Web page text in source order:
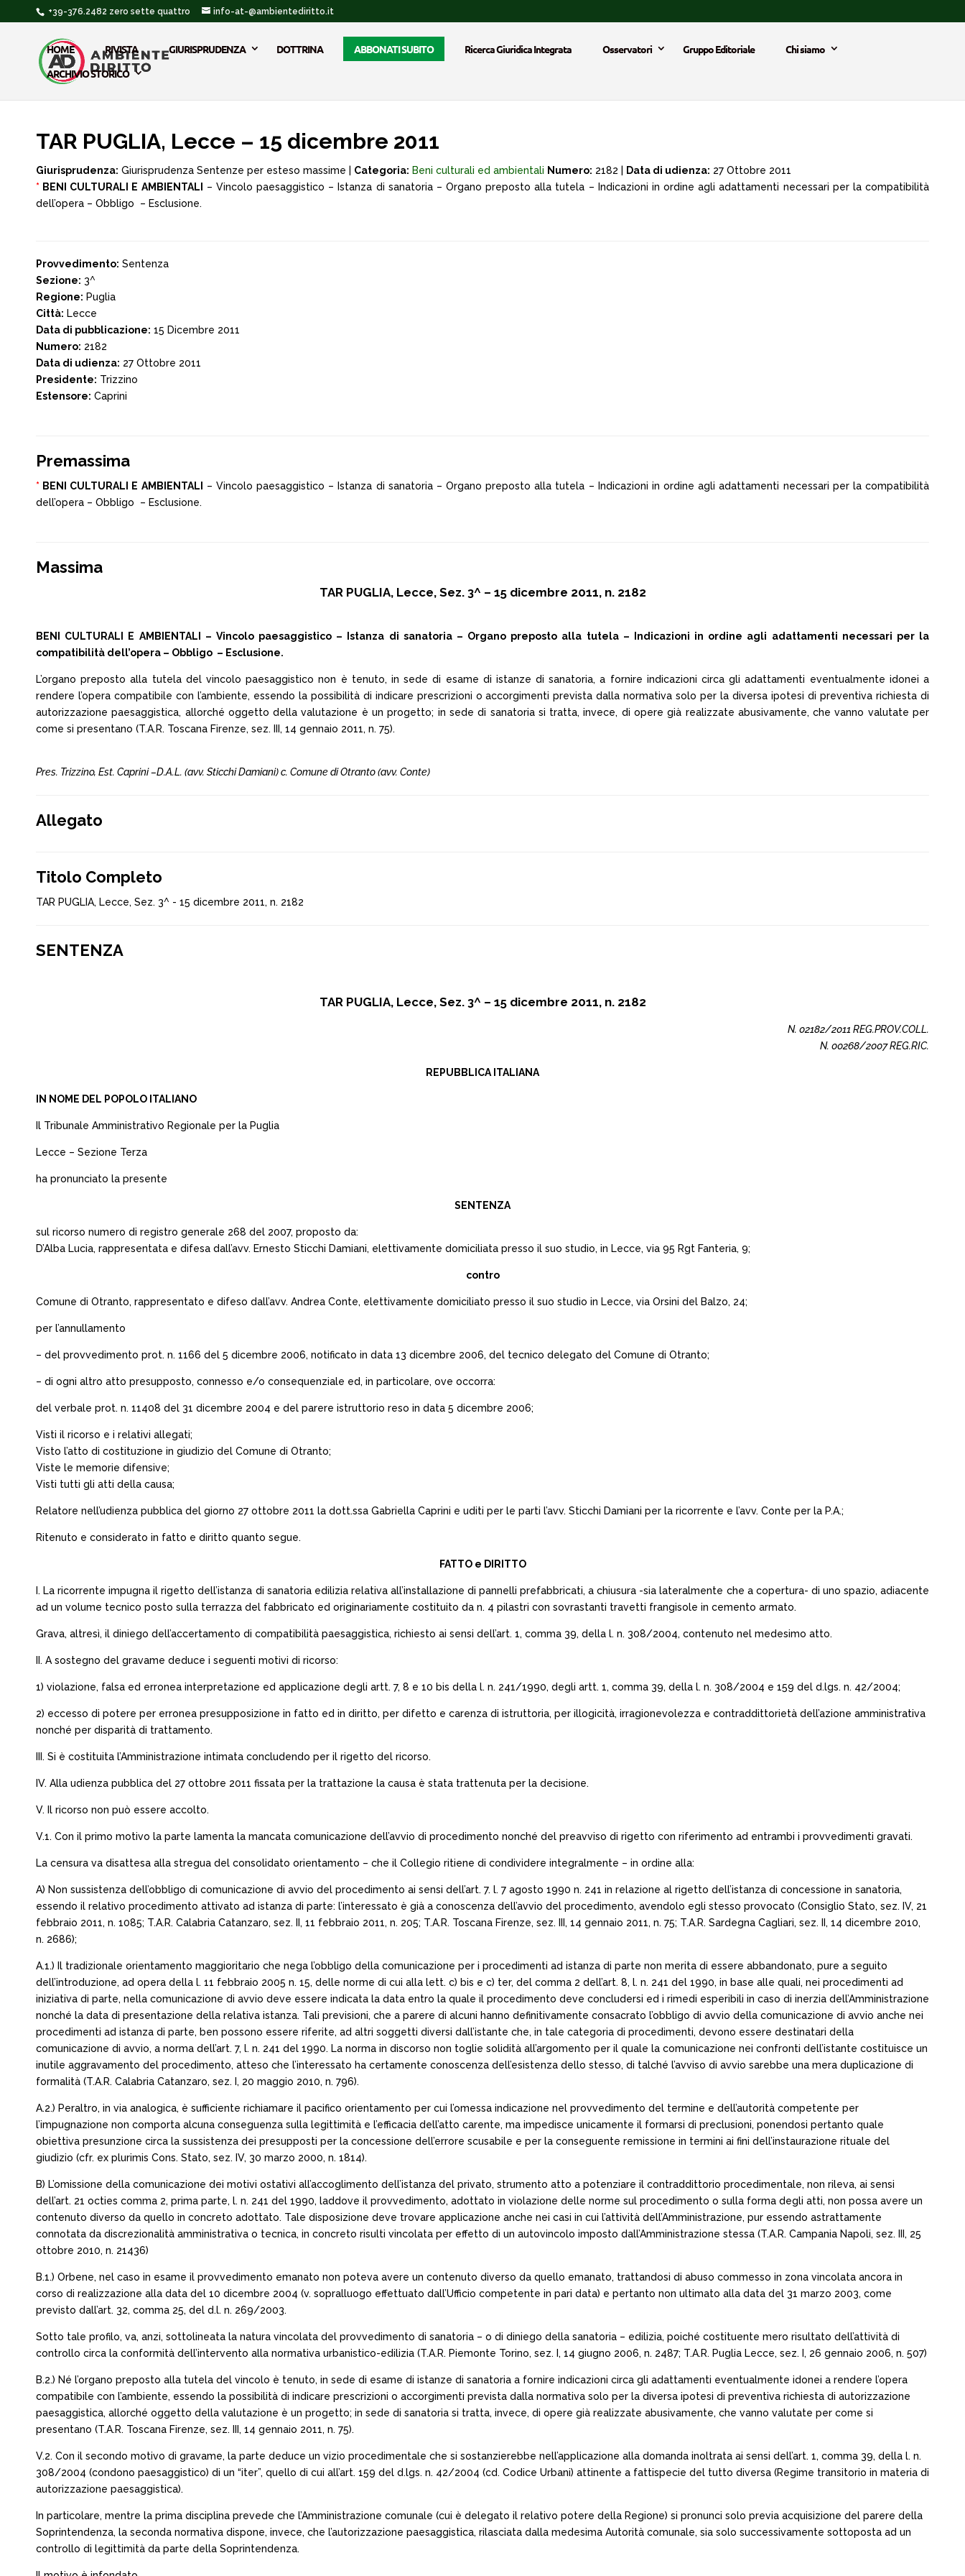
+39-376.2482 zero sette quattro info-at-@ambientediritto.it
HOME RIVISTA GIURISPRUDENZA DOTTRINA ABBONATI SUBITO Ricerca Giuridica Integrata Osservatori Gruppo Editoriale
Chi siamo
ARCHIVIO STORICO
TAR PUGLIA, Lecce – 15 dicembre 2011
Giurisprudenza: Giurisprudenza Sentenze per esteso massime | Categoria: Beni culturali ed ambientali Numero: 2182 | Data di udienza: 27 Ottobre 2011
* BENI CULTURALI E AMBIENTALI
– Vincolo paesaggistico – Istanza di sanatoria – Organo preposto alla tutela – Indicazioni in ordine agli adattamenti necessari per la compatibilità
dell’opera – Obbligo – Esclusione.
Provvedimento: Sentenza
Sezione: 3^
Regione: Puglia
Città: Lecce
Data di pubblicazione: 15 Dicembre 2011
Numero: 2182
Data di udienza: 27 Ottobre 2011
Presidente: Trizzino
Estensore: Caprini
Premassima
* BENI CULTURALI E AMBIENTALI
– Vincolo paesaggistico – Istanza di sanatoria – Organo preposto alla tutela – Indicazioni in ordine agli adattamenti necessari per la compatibilità
dell’opera – Obbligo – Esclusione.
Massima
TAR PUGLIA, Lecce, Sez. 3^ – 15 dicembre 2011, n. 2182
BENI CULTURALI E AMBIENTALI – Vincolo paesaggistico – Istanza di sanatoria – Organo preposto alla tutela – Indicazioni in ordine agli adattamenti necessari per la
compatibilità dell’opera – Obbligo – Esclusione.
L’organo preposto alla tutela del vincolo paesaggistico non è tenuto, in sede di esame di istanze di sanatoria, a fornire indicazioni circa gli adattamenti eventualmente idonei a
rendere l’opera compatibile con l’ambiente, essendo la possibilità di indicare prescrizioni o accorgimenti prevista dalla normativa solo per la diversa ipotesi di preventiva richiesta di
autorizzazione paesaggistica, allorché oggetto della valutazione è un progetto; in sede di sanatoria si tratta, invece, di opere già realizzate abusivamente, che vanno valutate per
come si presentano (T.A.R. Toscana Firenze, sez. III, 14 gennaio 2011, n. 75).
Pres. Trizzino, Est. Caprini –D.A.L. (avv. Sticchi Damiani) c. Comune di Otranto (avv. Conte)
Allegato
Titolo Completo
TAR PUGLIA, Lecce, Sez. 3^ - 15 dicembre 2011, n. 2182
SENTENZA
TAR PUGLIA, Lecce, Sez. 3^ – 15 dicembre 2011, n. 2182
N. 02182/2011 REG.PROV.COLL.
N. 00268/2007 REG.RIC.
REPUBBLICA ITALIANA
IN NOME DEL POPOLO ITALIANO
Il Tribunale Amministrativo Regionale per la Puglia
Lecce – Sezione Terza
ha pronunciato la presente
SENTENZA
sul ricorso numero di registro generale 268 del 2007, proposto da:
D’Alba Lucia, rappresentata e difesa dall’avv. Ernesto Sticchi Damiani, elettivamente domiciliata presso il suo studio, in Lecce, via 95 Rgt Fanteria, 9;
contro
Comune di Otranto, rappresentato e difeso dall’avv. Andrea Conte, elettivamente domiciliato presso il suo studio in Lecce, via Orsini del Balzo, 24;
per l’annullamento
– del provvedimento prot. n. 1166 del 5 dicembre 2006, notificato in data 13 dicembre 2006, del tecnico delegato del Comune di Otranto;
– di ogni altro atto presupposto, connesso e/o consequenziale ed, in particolare, ove occorra:
del verbale prot. n. 11408 del 31 dicembre 2004 e del parere istruttorio reso in data 5 dicembre 2006;
Visti il ricorso e i relativi allegati;
Visto l’atto di costituzione in giudizio del Comune di Otranto;
Viste le memorie difensive;
Visti tutti gli atti della causa;
Relatore nell’udienza pubblica del giorno 27 ottobre 2011 la dott.ssa Gabriella Caprini e uditi per le parti l’avv. Sticchi Damiani per la ricorrente e l’avv. Conte per la P.A.;
Ritenuto e considerato in fatto e diritto quanto segue.
FATTO e DIRITTO
I. La ricorrente impugna il rigetto dell’istanza di sanatoria edilizia relativa all’installazione di pannelli prefabbricati, a chiusura -sia lateralmente che a copertura- di uno spazio, adiacente
ad un volume tecnico posto sulla terrazza del fabbricato ed originariamente costituito da n. 4 pilastri con sovrastanti travetti frangisole in cemento armato.
Grava, altresì, il diniego dell’accertamento di compatibilità paesaggistica, richiesto ai sensi dell’art. 1, comma 39, della l. n. 308/2004, contenuto nel medesimo atto.
II. A sostegno del gravame deduce i seguenti motivi di ricorso:
1) violazione, falsa ed erronea interpretazione ed applicazione degli artt. 7, 8 e 10 bis della l. n. 241/1990, degli artt. 1, comma 39, della l. n. 308/2004 e 159 del d.lgs. n. 42/2004;
2) eccesso di potere per erronea presupposizione in fatto ed in diritto, per difetto e carenza di istruttoria, per illogicità, irragionevolezza e contraddittorietà dell’azione amministrativa
nonché per disparità di trattamento.
III. Si è costituita l’Amministrazione intimata concludendo per il rigetto del ricorso.
IV. Alla udienza pubblica del 27 ottobre 2011 fissata per la trattazione la causa è stata trattenuta per la decisione.
V. Il ricorso non può essere accolto.
V.1. Con il primo motivo la parte lamenta la mancata comunicazione dell’avvio di procedimento nonché del preavviso di rigetto con riferimento ad entrambi i provvedimenti gravati.
La censura va disattesa alla stregua del consolidato orientamento – che il Collegio ritiene di condividere integralmente – in ordine alla:
A) Non sussistenza dell’obbligo di comunicazione di avvio del procedimento ai sensi dell’art. 7. l. 7 agosto 1990 n. 241 in relazione al rigetto dell’istanza di concessione in sanatoria,
essendo il relativo procedimento attivato ad istanza di parte: l’interessato è già a conoscenza dell’avvio del procedimento, avendolo egli stesso provocato (Consiglio Stato, sez. IV, 21
febbraio 2011, n. 1085; T.A.R. Calabria Catanzaro, sez. II, 11 febbraio 2011, n. 205; T.A.R. Toscana Firenze, sez. III, 14 gennaio 2011, n. 75; T.A.R. Sardegna Cagliari, sez. II, 14 dicembre 2010,
n. 2686);
A.1.) Il tradizionale orientamento maggioritario che nega l’obbligo della comunicazione per i procedimenti ad istanza di parte non merita di essere abbandonato, pure a seguito
dell’introduzione, ad opera della l. 11 febbraio 2005 n. 15, delle norme di cui alla lett. c) bis e c) ter, del comma 2 dell’art. 8, l. n. 241 del 1990, in base alle quali, nei procedimenti ad
iniziativa di parte, nella comunicazione di avvio deve essere indicata la data entro la quale il procedimento deve concludersi ed i rimedi esperibili in caso di inerzia dell’Amministrazione
nonché la data di presentazione della relativa istanza. Tali previsioni, che a parere di alcuni hanno definitivamente consacrato l’obbligo di avvio della comunicazione di avvio anche nei
procedimenti ad istanza di parte, ben possono essere riferite, ad altri soggetti diversi dall’istante che, in tale categoria di procedimenti, devono essere destinatari della
comunicazione di avvio, a norma dell’art. 7, l. n. 241 del 1990. La norma in discorso non toglie solidità all’argomento per il quale la comunicazione nei confronti dell’istante costituisce un
inutile aggravamento del procedimento, atteso che l’interessato ha certamente conoscenza dell’esistenza dello stesso, di talché l’avviso di avvio sarebbe una mera duplicazione di
formalità (T.A.R. Calabria Catanzaro, sez. I, 20 maggio 2010, n. 796).
A.2.) Peraltro, in via analogica, è sufficiente richiamare il pacifico orientamento per cui l’omessa indicazione nel provvedimento del termine e dell’autorità competente per
l’impugnazione non comporta alcuna conseguenza sulla legittimità e l’efficacia dell’atto carente, ma impedisce unicamente il formarsi di preclusioni, ponendosi pertanto quale
obiettiva presunzione circa la sussistenza dei presupposti per la concessione dell’errore scusabile e per la conseguente remissione in termini ai fini dell’instaurazione rituale del
giudizio (cfr. ex plurimis Cons. Stato, sez. IV, 30 marzo 2000, n. 1814).
B) L’omissione della comunicazione dei motivi ostativi all’accoglimento dell’istanza del privato, strumento atto a potenziare il contraddittorio procedimentale, non rileva, ai sensi
dell’art. 21 octies comma 2, prima parte, l. n. 241 del 1990, laddove il provvedimento, adottato in violazione delle norme sul procedimento o sulla forma degli atti, non possa avere un
contenuto diverso da quello in concreto adottato. Tale disposizione deve trovare applicazione anche nei casi in cui l’attività dell’Amministrazione, pur essendo astrattamente
connotata da discrezionalità amministrativa o tecnica, in concreto risulti vincolata per effetto di un autovincolo imposto dall’Amministrazione stessa (T.A.R. Campania Napoli, sez. III, 25
ottobre 2010, n. 21436)
B.1.) Orbene, nel caso in esame il provvedimento emanato non poteva avere un contenuto diverso da quello emanato, trattandosi di abuso commesso in zona vincolata ancora in
corso di realizzazione alla data del 10 dicembre 2004 (v. sopralluogo effettuato dall’Ufficio competente in pari data) e pertanto non ultimato alla data del 31 marzo 2003, come
previsto dall’art. 32, comma 25, del d.l. n. 269/2003.
Sotto tale profilo, va, anzi, sottolineata la natura vincolata del provvedimento di sanatoria – o di diniego della sanatoria – edilizia, poiché costituente mero risultato dell’attività di
controllo circa la conformità dell’intervento alla normativa urbanistico-edilizia (T.A.R. Piemonte Torino, sez. I, 14 giugno 2006, n. 2487; T.A.R. Puglia Lecce, sez. I, 26 gennaio 2006, n. 507)
B.2.) Né l’organo preposto alla tutela del vincolo è tenuto, in sede di esame di istanze di sanatoria a fornire indicazioni circa gli adattamenti eventualmente idonei a rendere l’opera
compatibile con l’ambiente, essendo la possibilità di indicare prescrizioni o accorgimenti prevista dalla normativa solo per la diversa ipotesi di preventiva richiesta di autorizzazione
paesaggistica, allorché oggetto della valutazione è un progetto; in sede di sanatoria si tratta, invece, di opere già realizzate abusivamente, che vanno valutate per come si
presentano (T.A.R. Toscana Firenze, sez. III, 14 gennaio 2011, n. 75).
V.2. Con il secondo motivo di gravame, la parte deduce un vizio procedimentale che si sostanzierebbe nell’applicazione alla domanda inoltrata ai sensi dell’art. 1, comma 39, della l. n.
308/2004 (condono paesaggistico) di un “iter”, quello di cui all’art. 159 del d.lgs. n. 42/2004 (cd. Codice Urbani) attinente a fattispecie del tutto diversa (Regime transitorio in materia di
autorizzazione paesaggistica).
In particolare, mentre la prima disciplina prevede che l’Amministrazione comunale (cui è delegato il relativo potere della Regione) si pronunci solo previa acquisizione del parere della
Soprintendenza, la seconda normativa dispone, invece, che l’autorizzazione paesaggistica, rilasciata dalla medesima Autorità comunale, sia solo successivamente sottoposta ad un
controllo di legittimità da parte della Soprintendenza.